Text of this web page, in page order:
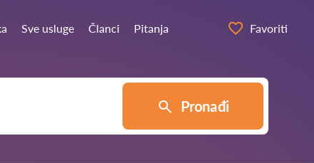
Sve usluge Članci Pitanja Favoriti
Pronađi